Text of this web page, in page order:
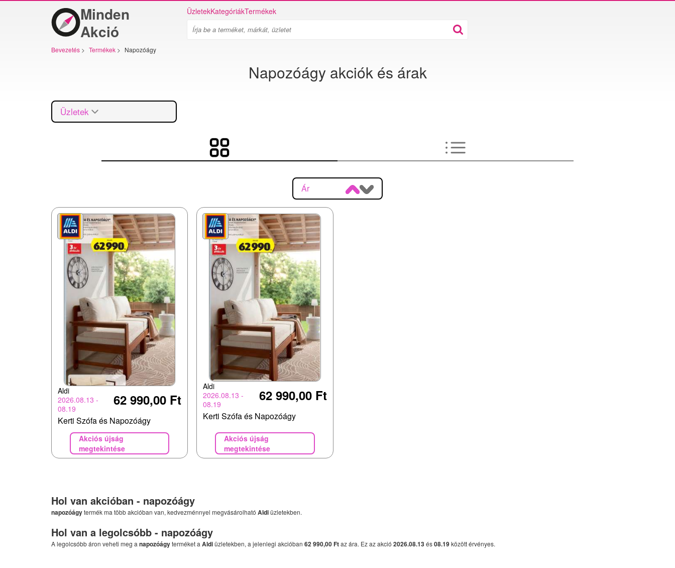
Minden
Akció
ÜzletekKategóriákTermékek
Bevezetés > Termékek > Napozóágy
Napozóágy akciók és árak
Üzletek
Ár
Aldi
2026.08.13 -
08.19
62 990,00 Ft
Kerti Szófa és Napozóágy
Akciós újság
megtekintése
Aldi
2026.08.13 -
08.19
62 990,00 Ft
Kerti Szófa és Napozóágy
Akciós újság
megtekintése
Hol van akcióban - napozóágy
napozóágytermék ma több akcióban van, kedvezménnyel megvásárolható Aldiüzletekben.
Hol van a legolcsóbb - napozóágy
A legolcsóbb áron veheti meg anapozóágyterméket aAldiüzletekben, a jelenlegi akcióban 62 990,00 Ftaz ára. Ez az akció 2026.08.13és08.19között érvényes.